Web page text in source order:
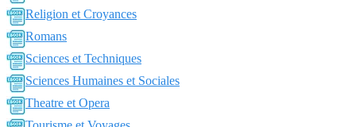
Religion et Croyances
Romans
Sciences et Techniques
Sciences Humaines et Sociales
Theatre et Opera